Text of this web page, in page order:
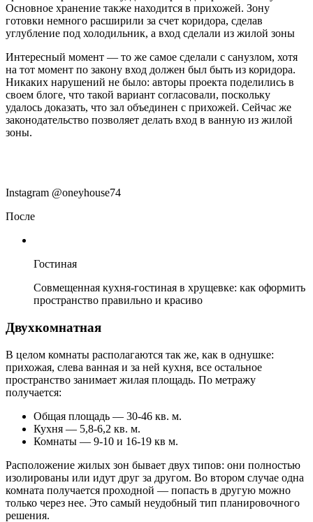
Основное хранение также находится в прихожей. Зону
готовки немного расширили за счет коридора, сделав
углубление под холодильник, а вход сделали из жилой зоны
Интересный момент — то же самое сделали с санузлом, хотя
на тот момент по закону вход должен был быть из коридора.
Никаких нарушений не было: авторы проекта поделились в
своем блоге, что такой вариант согласовали, поскольку
удалось доказать, что зал объединен с прихожей. Сейчас же
законодательство позволяет делать вход в ванную из жилой
зоны.
Instagram @oneyhouse74
После
Гостиная
Совмещенная кухня-гостиная в хрущевке: как оформить
пространство правильно и красиво
Двухкомнатная
В целом комнаты располагаются так же, как в однушке:
прихожая, слева ванная и за ней кухня, все остальное
пространство занимает жилая площадь. По метражу
получается:
Общая площадь — 30-46 кв. м.
Кухня — 5,8-6,2 кв. м.
Комнаты — 9-10 и 16-19 кв м.
Расположение жилых зон бывает двух типов: они полностью
изолированы или идут друг за другом. Во втором случае одна
комната получается проходной — попасть в другую можно
только через нее. Это самый неудобный тип планировочного
решения.